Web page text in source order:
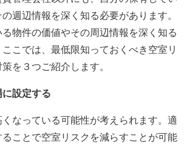
週辺情報を深く知る必要があります。
物件の価値やその周辺情報を深く知る
こでは、最低限知っておくべき空室リ
を３つご紹介します。
設定する
なっている可能性が考えられます。適
ことで空室リスクを減らすことが可能